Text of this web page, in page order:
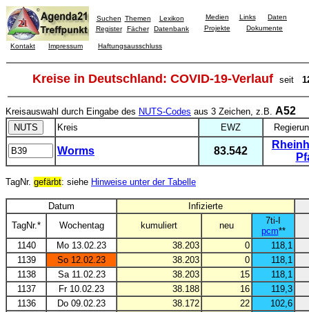
Suchen Themen
Lexikon
Register
Fächer Datenbank
Medien Links
Daten
Projekte
Dokumente
Kontakt Impressum Haftungsausschluss
Kreise in Deutschland: COVID-19-Verlauf seit
Kreisauswahl durch Eingabe des NUTS-Codes aus 3 Zeichen, z.B. A52
Kreis EWZ
Worms 83.542
TagNr. gefärbt: siehe Hinweise unter der Tabelle
Datum
Infizierte
TagNr.*
Wochentag kumuliert neu
7ti-I
pcm**
1140
Mo 13.02.23 38.203 0
118,1
1139
So 12.02.23 38.203 0
118,1
1138
Sa 11.02.23 38.203 15
118,1
1137
Fr 10.02.23 38.188 16
119,3
1136
Do 09.02.23 38.172 22
102,6